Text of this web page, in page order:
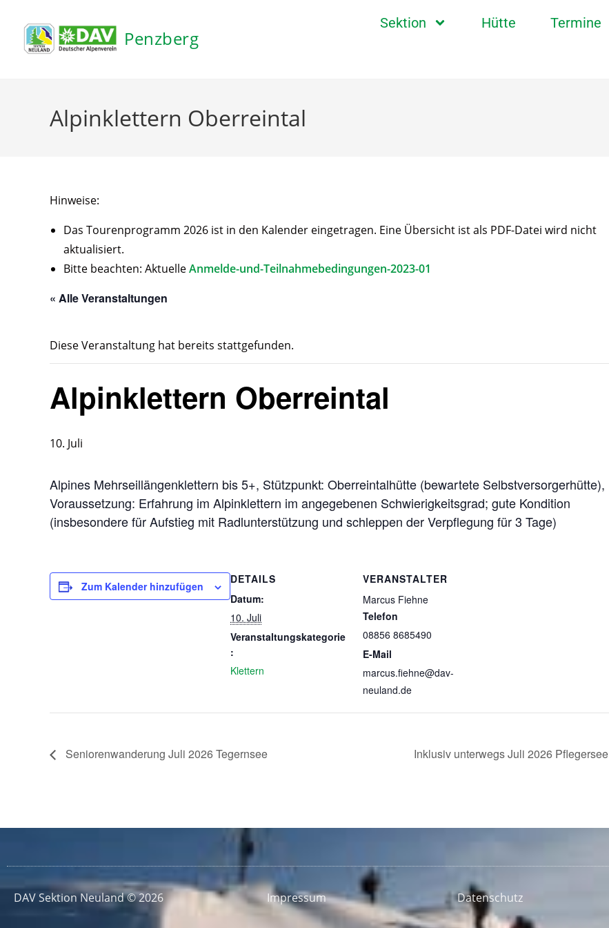
Penzberg
Sektion Hütte Termine
Alpinklettern Oberreintal
Hinweise:
Das Tourenprogramm 2026 ist in den Kalender eingetragen. Eine Übersicht ist als PDF-Datei wird nicht
aktualisiert.
Bitte beachten: AktuelleAnmelde-und-Teilnahmebedingungen-2023-01
« Alle Veranstaltungen
Diese Veranstaltung hat bereits stattgefunden.
Alpinklettern Oberreintal
10. Juli
Alpines Mehrseillängenklettern bis 5+, Stützpunkt: Oberreintalhütte (bewartete Selbstversorgerhütte),
Voraussetzung: Erfahrung im Alpinklettern im angegebenen Schwierigkeitsgrad; gute Kondition
(insbesondere für Aufstieg mit Radlunterstützung und schleppen der Verpflegung für 3 Tage)
Zum Kalender hinzufügen
DETAILS
Datum:
10. Juli
Veranstaltungskategorie
:
Klettern
VERANSTALTER
Marcus Fiehne
Telefon
08856 8685490
E-Mail
marcus.fiehne@dav-
neuland.de
Seniorenwanderung Juli 2026 Tegernsee Inklusiv unterwegs Juli 2026 Pflegersee
DAV Sektion Neuland © 2026 Impressum Datenschutz